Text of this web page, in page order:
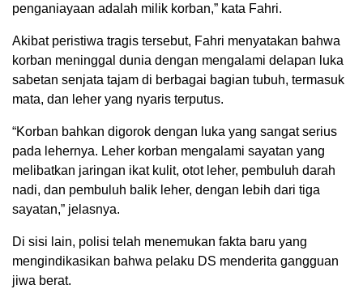
penganiayaan adalah milik korban,” kata Fahri.
Akibat peristiwa tragis tersebut, Fahri menyatakan bahwa
korban meninggal dunia dengan mengalami delapan luka
sabetan senjata tajam di berbagai bagian tubuh, termasuk
mata, dan leher yang nyaris terputus.
“Korban bahkan digorok dengan luka yang sangat serius
pada lehernya. Leher korban mengalami sayatan yang
melibatkan jaringan ikat kulit, otot leher, pembuluh darah
nadi, dan pembuluh balik leher, dengan lebih dari tiga
sayatan,” jelasnya.
Di sisi lain, polisi telah menemukan fakta baru yang
mengindikasikan bahwa pelaku DS menderita gangguan
jiwa berat.